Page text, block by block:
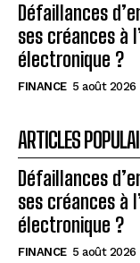
Défaillances
ses créances à
électronique ?
FINANCE 5 août 2026
ARTICLES
Défaillances
ses créances à
électronique ?
FINANCE 5 août 2026